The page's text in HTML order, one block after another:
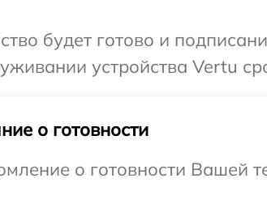
будет готово и
устройства Vertu
о готовности
о готовности Вашей